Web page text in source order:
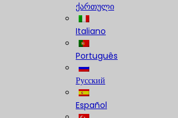
ქართული
Italiano
Português
Русский
Español